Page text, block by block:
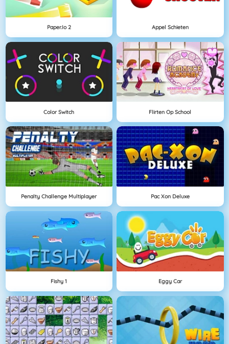
Paper.io 2 Appel Schieten
Color Switch Flirten Op School
Penalty Challenge Multiplayer Pac Xon Deluxe
Fishy 1 Eggy Car